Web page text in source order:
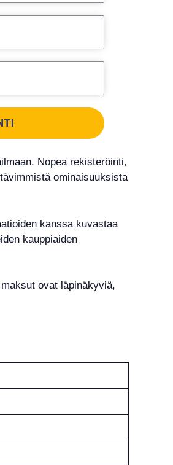
Nopea rekisteröinti,
ominaisuuksista
kanssa kuvastaa
kauppiaiden
ovat läpinäkyviä,